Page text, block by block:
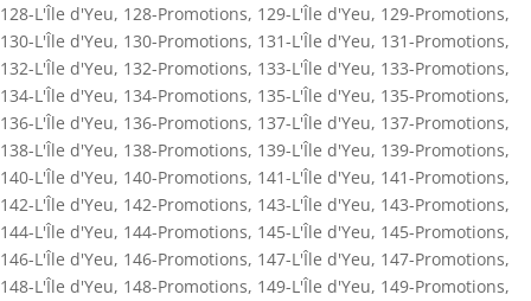
128-L'Île d'Yeu, 128-Promotions, 129-L'Île d'Yeu, 129-Promotions,
130-L'Île d'Yeu, 130-Promotions, 131-L'Île d'Yeu, 131-Promotions,
132-L'Île d'Yeu, 132-Promotions, 133-L'Île d'Yeu, 133-Promotions,
134-L'Île d'Yeu, 134-Promotions, 135-L'Île d'Yeu, 135-Promotions,
136-L'Île d'Yeu, 136-Promotions, 137-L'Île d'Yeu, 137-Promotions,
138-L'Île d'Yeu, 138-Promotions, 139-L'Île d'Yeu, 139-Promotions,
140-L'Île d'Yeu, 140-Promotions, 141-L'Île d'Yeu, 141-Promotions,
142-L'Île d'Yeu, 142-Promotions, 143-L'Île d'Yeu, 143-Promotions,
144-L'Île d'Yeu, 144-Promotions, 145-L'Île d'Yeu, 145-Promotions,
146-L'Île d'Yeu, 146-Promotions, 147-L'Île d'Yeu, 147-Promotions,
148-L'Île d'Yeu, 148-Promotions, 149-L'Île d'Yeu, 149-Promotions,